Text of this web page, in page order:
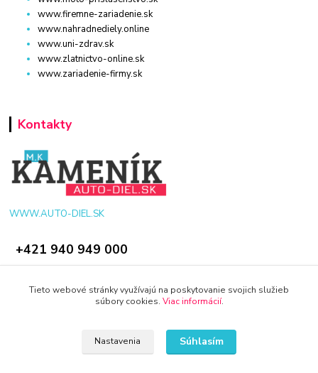
www.firemne-zariadenie.sk
www.nahradnediely.online
www.uni-zdrav.sk
www.zlatnictvo-online.sk
www.zariadenie-firmy.sk
Kontakty
WWW.AUTO-DIEL.SK
+421 940 949 000
Tieto webové stránky využívajú na poskytovanie svojich služieb
súbory cookies. Viac informácií.
Nastavenia Súhlasím